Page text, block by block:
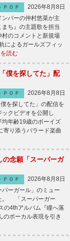
ＰＯＰ
2026年8月8日
バーの仲村悠菜が主
ち』の主題歌を担当
のコメントと新規場
によるガールズフィッ
読む
僕を探してた」配
ＰＯＰ
2026年8月8日
を探してた」の配信を
クビデオを公開し
年齢19歳のボーイズ
寄り添うバラード楽曲
の念願「スーパーガ
ＰＯＰ
2026年8月8日
ーガール」のミュー
。 「スーパーガー
の4thアルバム『瞳へ落
のボーカル表現を引き